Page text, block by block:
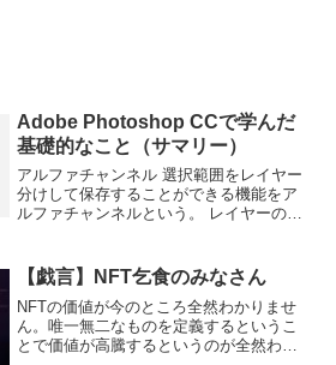
Adobe Photoshop CCで学んだ
基礎的なこと（サマリー）
アルファチャンネル 選択範囲をレイヤー
分けして保存することができる機能をア
ルファチャンネルという。 レイヤーのオ
リックすると選択範囲が作成される。
Vanishi...
【戯言】NFT乞食のみなさん
NFTの価値が今のところ全然わかりませ
ん。唯一無二なものを定義するというこ
とで価値が高騰するというのが全然わか